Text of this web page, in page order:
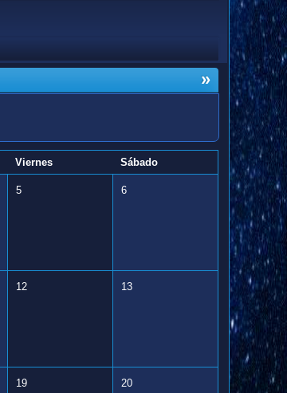
»
Viernes Sábado
5 6
12 13
19 20